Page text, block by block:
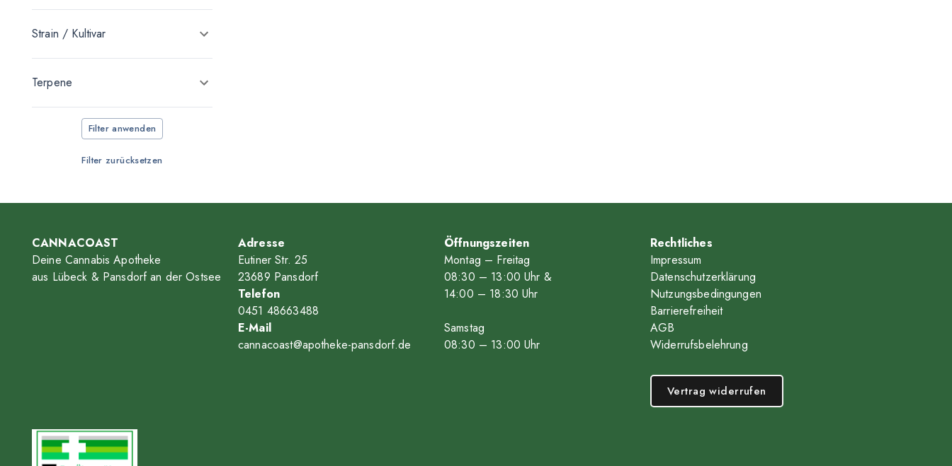
medizinalhanf
Nimbus Health
Remexian Pharma
RUA
SafriCanna
Tilray
Strain / Kultivar
Terpene
Filter anwenden
Filter zurücksetzen
CANNACOAST
Deine Cannabis Apotheke
aus Lübeck & Pansdorf an der Ostsee
Adresse
Eutiner Str. 25
23689 Pansdorf
Telefon
0451 48663488
E-Mail
cannacoast@apotheke-pansdorf.de
Öffnungszeiten
Montag – Freitag
08:30 – 13:00 Uhr &
14:00 – 18:30 Uhr
Samstag
08:30 – 13:00 Uhr
Rechtliches
Impressum
Datenschutzerklärung
Nutzungsbedingungen
Barrierefreiheit
AGB
Widerrufsbelehrung
Vertrag widerrufen